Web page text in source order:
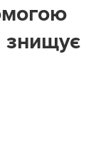
знищує